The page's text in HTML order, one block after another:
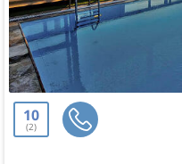
10
2